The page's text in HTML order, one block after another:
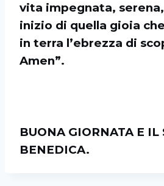
vita impegnata,
inizio di quella gioia
in terra l’ebrezza di
Amen”.
BUONA GIORNATA E IL
BENEDICA.